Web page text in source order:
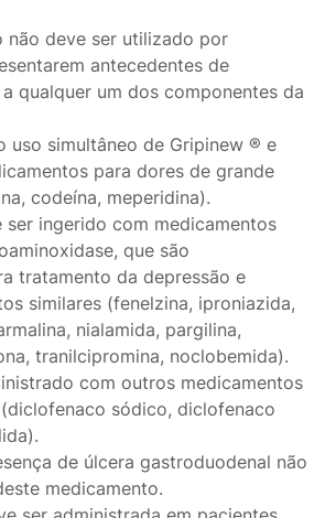
não deve ser utilizado por
antecedentes de
qualquer um dos componentes da
uso simultâneo de Gripinew ® e
para dores de grande
codeína, meperidina).
ser ingerido com medicamentos
que são
tratamento da depressão e
similares (fenelzina, iproniazida,
nialamida, pargilina,
tranilcipromina, noclobemida).
com outros medicamentos
sódico, diclofenaco
de úlcera gastroduodenal não
medicamento.